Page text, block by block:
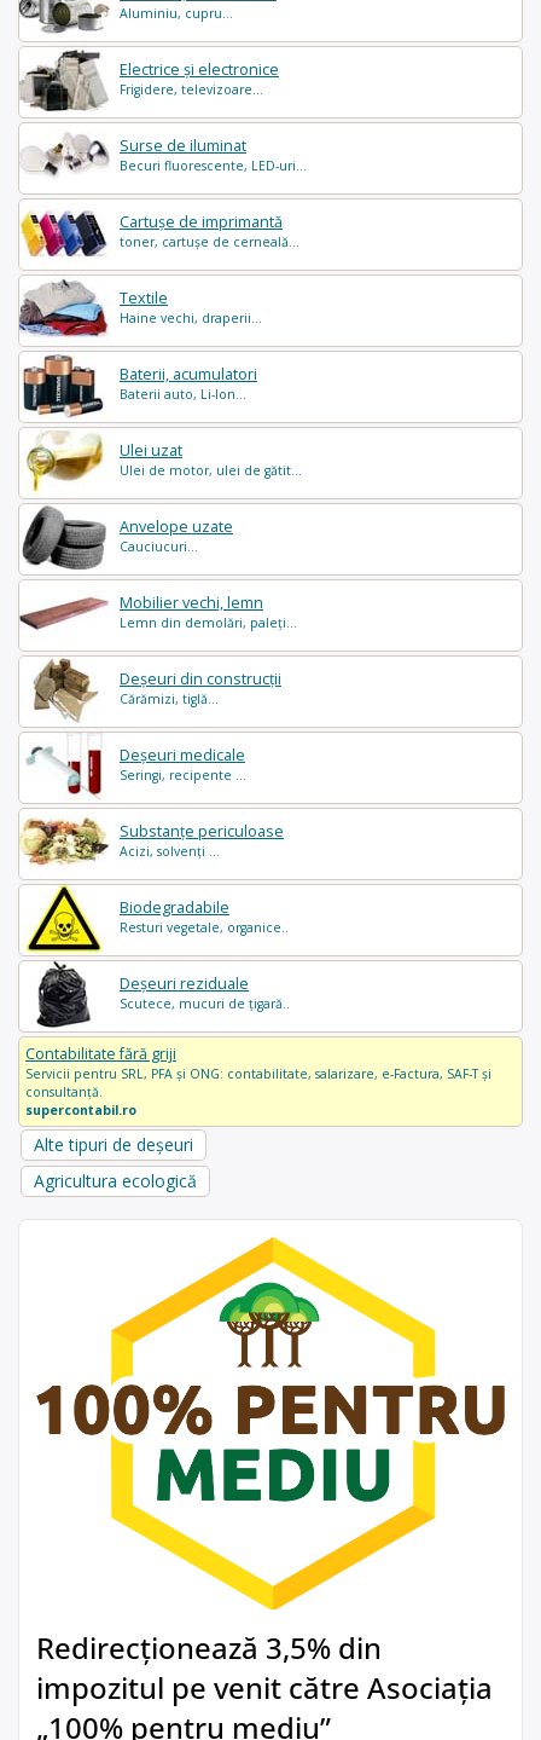
Aluminiu, cupru...
Electrice și electronice
Frigidere, televizoare...
Surse de iluminat
Becuri fluorescente, LED-uri...
Cartușe de imprimantă
toner, cartușe de cerneală...
Textile
Haine vechi, draperii...
Baterii, acumulatori
Baterii auto, Li-Ion...
Ulei uzat
Ulei de motor, ulei de gătit...
Anvelope uzate
Cauciucuri...
Mobilier vechi, lemn
Lemn din demolări, paleți...
Deșeuri din construcții
Cărămizi, tiglă...
Deșeuri medicale
Seringi, recipente ...
Substanțe periculoase
Acizi, solvenți ...
Biodegradabile
Resturi vegetale, organice..
Deșeuri reziduale
Scutece, mucuri de țigară..
Contabilitate fără griji
Servicii pentru SRL, PFA și ONG: contabilitate, salarizare, e-Factura, SAF-T și
consultanță.
supercontabil.ro
Alte tipuri de deșeuri
Agricultura ecologică
Redirecționează 3,5% din
impozitul pe venit către Asociația
„100% pentru mediu”